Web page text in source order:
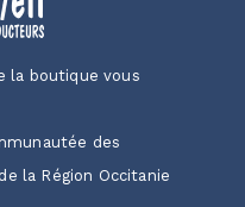
la boutique vous
des
la Région Occitanie